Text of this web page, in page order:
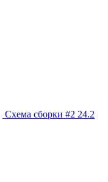
Схема сборки #2 24.2